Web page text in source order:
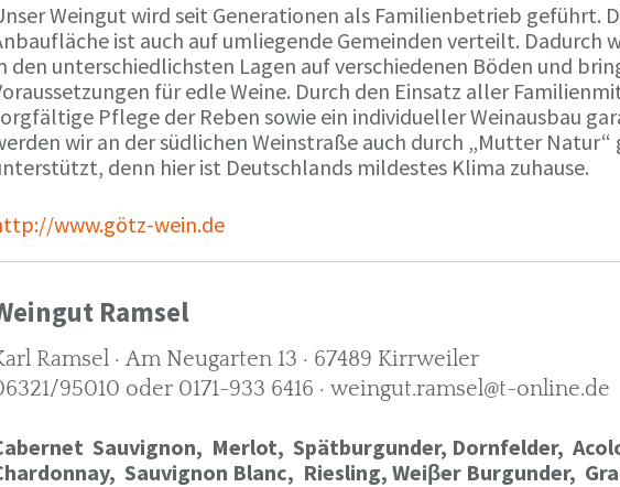
Weingut wird seit Generationen als Familienbetrieb geführt.
ist auch auf umliegende Gemeinden verteilt. Dadurch
den unterschiedlichsten Lagen auf verschiedenen Böden und
für edle Weine. Durch den Einsatz aller
Pflege der Reben sowie ein individueller Weinausbau
wir an der südlichen Weinstraße auch durch „Mutter Natur“
denn hier ist Deutschlands mildestes Klima zuhause.
www.götz-wein.de
Ramsel
Ramsel · Am Neugarten 13 · 67489 Kirrweiler
95010 oder 0171-933 6416 · weingut.ramsel@t-online.de
Sauvignon, Merlot, Spätburgunder, Dornfelder,
Sauvignon Blanc, Riesling, Weiβer Burgunder,